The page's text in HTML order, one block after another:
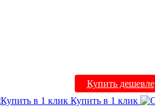
Купить дешевле
Купить в 1 клик